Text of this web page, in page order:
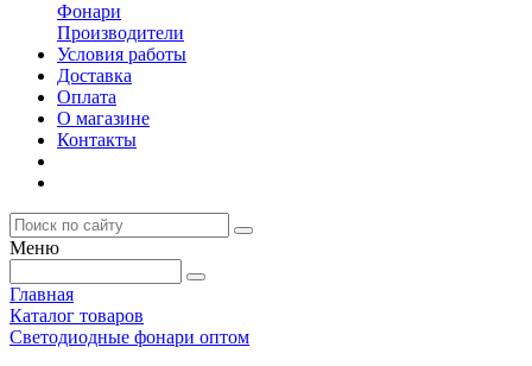
Фонари
Производители
Условия работы
Доставка
Оплата
О магазине
Контакты
Меню
Главная
Каталог товаров
Светодиодные фонари оптом